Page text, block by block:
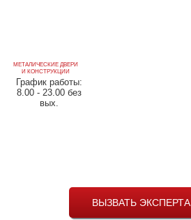
МЕТАЛИЧЕСКИЕ ДВЕРИ
И КОНСТРУКЦИИ
График работы:
8.00 - 23.00 без
вых.
ВЫЗВАТЬ ЭКСПЕРТА